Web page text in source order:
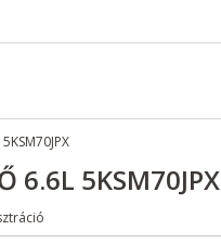
6.6L 5KSM70JPX